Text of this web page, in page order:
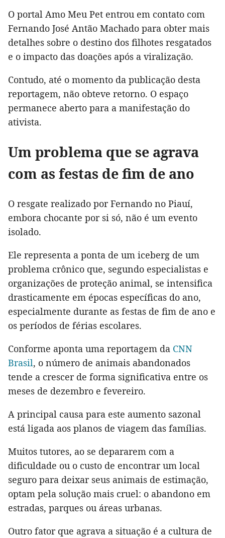
O portal Amo Meu Pet entrou em contato com
Fernando José Antão Machado para obter mais
detalhes sobre o destino dos filhotes resgatados
e o impacto das doações após a viralização.
Contudo, até o momento da publicação desta
reportagem, não obteve retorno. O espaço
permanece aberto para a manifestação do
ativista.
Um problema que se agrava
com as festas de fim de ano
O resgate realizado por Fernando no Piauí,
embora chocante por si só, não é um evento
isolado.
Ele representa a ponta de um iceberg de um
problema crônico que, segundo especialistas e
organizações de proteção animal, se intensifica
drasticamente em épocas específicas do ano,
especialmente durante as festas de fim de ano e
os períodos de férias escolares.
Conforme aponta uma reportagem da CNN
Brasil, o número de animais abandonados
tende a crescer de forma significativa entre os
meses de dezembro e fevereiro.
A principal causa para este aumento sazonal
está ligada aos planos de viagem das famílias.
Muitos tutores, ao se depararem com a
dificuldade ou o custo de encontrar um local
seguro para deixar seus animais de estimação,
optam pela solução mais cruel: o abandono em
estradas, parques ou áreas urbanas.
Outro fator que agrava a situação é a cultura de